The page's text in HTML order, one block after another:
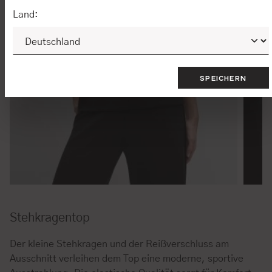
Stehkragentop
Der kleine Stehkragen und der Reißverschluss am
Ausschnitt verleihen dem Top eine moderne, sportive
Land:
SPEICHERN